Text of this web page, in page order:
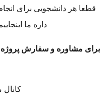
قطعا هر دانشجویی برای
داره ما
برای مشاوره و سفارش پروژه
کانال